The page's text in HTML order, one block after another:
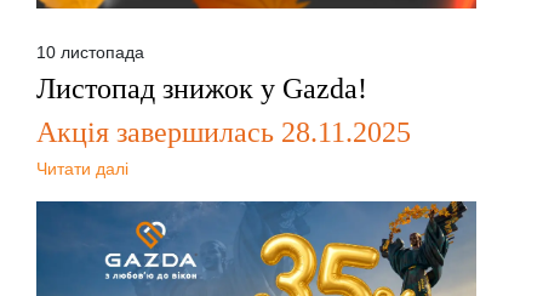
10 листопада
Листопад знижок у Gazda!
Акція завершилась 28.11.2025
Читати далі